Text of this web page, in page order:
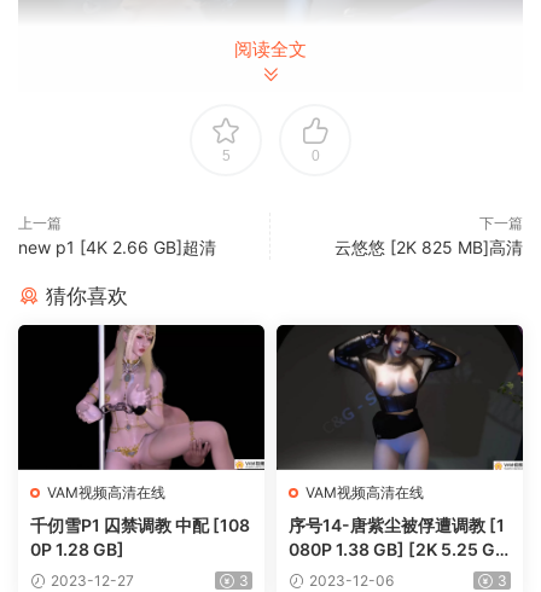
阅读全文
5 0
上一篇
new p1 [4K 2.66 GB]超清
下一篇
云悠悠 [2K 825 MB]高清
猜你喜欢
VAM视频高清在线
千仞雪P1 囚禁调教 中配 [108
0P 1.28 GB]
2023-12-27 3
VAM视频高清在线
序号14-唐紫尘被俘遭调教 [1
080P 1.38 GB] [2K 5.25 G
B] 2023-12-06 3